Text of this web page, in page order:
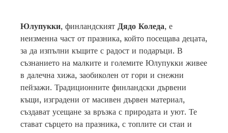
Юлупукки, финландският Дядо Коледа, е
неизменна част от празника, който посещава децата,
за да изпълни къщите с радост и подаръци. В
съзнанието на малките и големите Юлупукки живее
в далечна хижа, заобиколен от гори и снежни
пейзажи. Традиционните финландски дървени
къщи, изградени от масивен дървен материал,
създават усещане за връзка с природата и уют. Те
стават сърцето на празника, с топлите си стаи и